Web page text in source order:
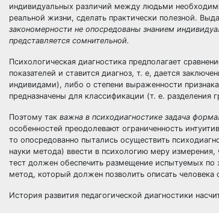
индивидуальных различий между людьми
реальной жизни, сделать практически полезной.
закономерности не опосредованы знанием
представляется сомнительной.
Психологическая диагностика предполагает
показателей и ставится диагноз, т. е, дается
индивидами), либо о степени выраженности
предназначены для классификации (т. е.
Поэтому так важна в психодиагностике задача
особенностей преодолевают ограниченность
то опосредованно пытались осуществить
науки метода) ввести в психологию меру
тест должен обеспечить размещение испытуемых
метод, который должен позволить описать
История развития педагогической диагностики